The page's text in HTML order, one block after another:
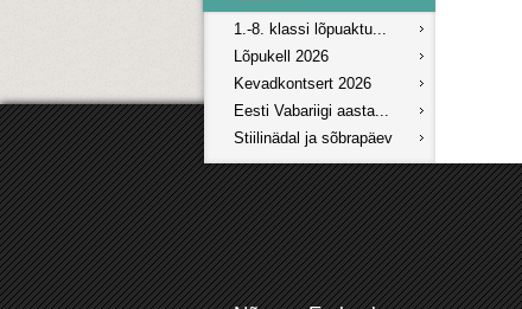
1.-8. klassi lõpuaktu...
Lõpukell 2026
Kevadkontsert 2026
Eesti Vabariigi aasta...
Stiilinädal ja sõbrapäev